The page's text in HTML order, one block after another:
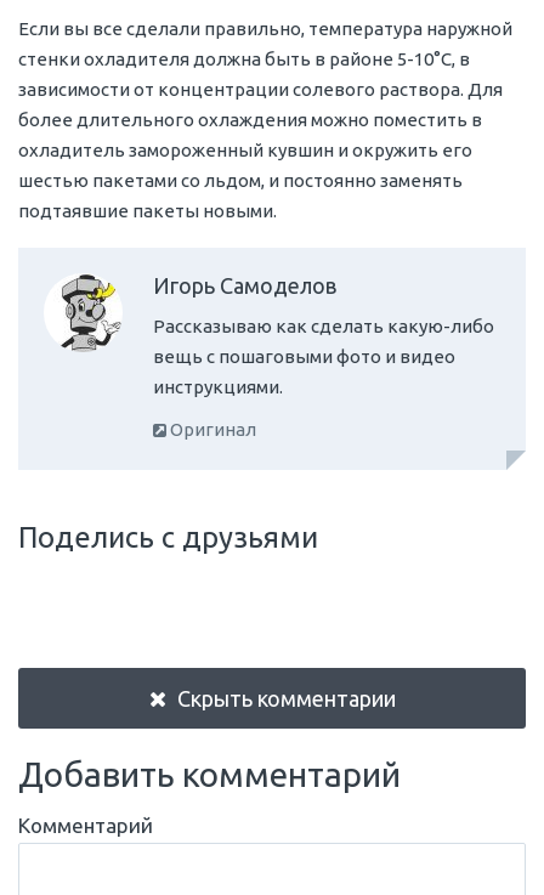
Если вы все сделали правильно, температура наружной
стенки охладителя должна быть в районе 5-10°С, в
зависимости от концентрации солевого раствора. Для
более длительного охлаждения можно поместить в
охладитель замороженный кувшин и окружить его
шестью пакетами со льдом, и постоянно заменять
подтаявшие пакеты новыми.
Игорь Самоделов
Рассказываю как сделать какую-либо
вещь с пошаговыми фото и видео
инструкциями.
Оригинал
Поделись с друзьями
Скрыть комментарии
Добавить комментарий
Комментарий